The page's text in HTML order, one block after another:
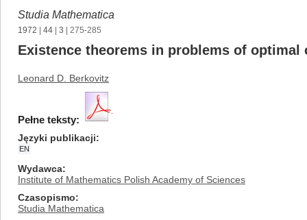
Studia Mathematica
1972 44 3 | 275-285
Existence theorems in problems of optimal
Leonard D. Berkovitz
Pełne teksty:
Języki publikacji
EN
Wydawca
Institute of Mathematics Polish Academy of Sciences
Czasopismo
Studia Mathematica